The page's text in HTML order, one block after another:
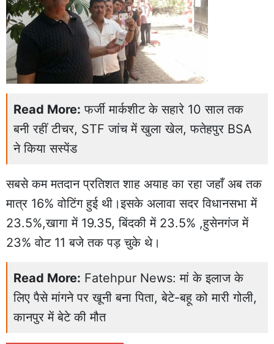
Read More: फर्जी मार्कशीट के सहारे 10 साल तक
बनी रहीं टीचर, STF जांच में खुला खेल, फतेहपुर BSA
ने किया सस्पेंड
सबसे कम मतदान प्रतिशत शाह अयाह का रहा जहाँ अब तक
मात्र 16% वोटिंग हुई थी।इसके अलावा सदर विधानसभा में
23.5%,खागा में 19.35, बिंदकी में 23.5% ,हुसेनगंज में
23% वोट 11 बजे तक पड़ चुके थे।
Read More: Fatehpur News: मां के इलाज के
लिए पैसे मांगने पर खूनी बना पिता, बेटे-बहू को मारी गोली,
कानपुर में बेटे की मौत